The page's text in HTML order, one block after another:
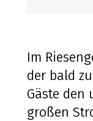
Im
der bald
Gäste den
großen